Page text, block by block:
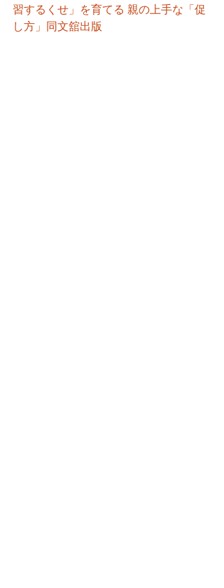
習するくせ」を育てる 親の上手な「促
し方」同文舘出版